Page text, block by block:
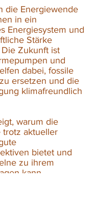
die Energiewende
in ein
Energiesystem und
Stärke
Zukunft ist
und
dabei, fossile
ersetzen und die
klimafreundlich
warum die
trotz aktueller
bietet und
zu ihrem
kann.